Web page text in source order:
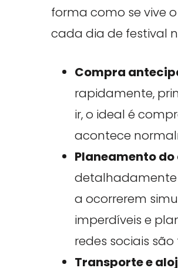
forma como se vive
cada dia de festival
Compra
rapidamente,
ir, o ideal é
acontece
Planeamento
detalhadamente
a ocorrerem
imperdíveis e
redes sociais
Transporte e